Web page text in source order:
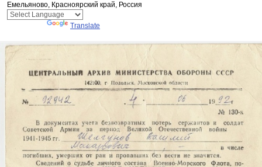
Емельяново, Красноярский край, Россия
Translate